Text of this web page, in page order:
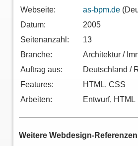
Webseite: as-bpm.de
Datum:
2005
Seitenanzahl:
13
Branche:
Architektur /
Auftrag aus:
Deutschland /
Features:
HTML, CSS
Arbeiten:
Entwurf, HTML
Weitere Webdesign-